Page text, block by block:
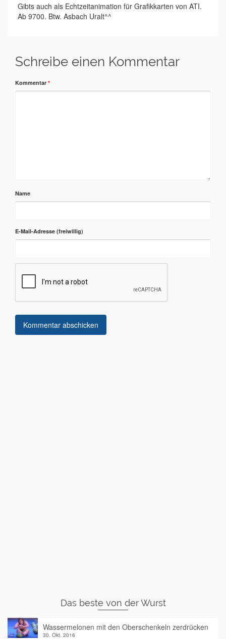
Gibts auch als Echtzeitanimation für Grafikkarten von ATI.
Ab 9700. Btw. Asbach Uralt^^
Schreibe einen Kommentar
Kommentar *
Name
E-Mail-Adresse
Das beste von der Wurst
Wassermelonen mit den Oberschenkeln zerdrücken
30. Okt. 2016